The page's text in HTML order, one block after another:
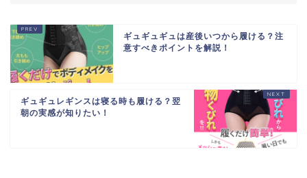
ギュギュギュは産後いつから履ける？注
意すべきポイントを解説！
ギュギュレギンスは寝る時も履ける？翌
朝の実感が知りたい！